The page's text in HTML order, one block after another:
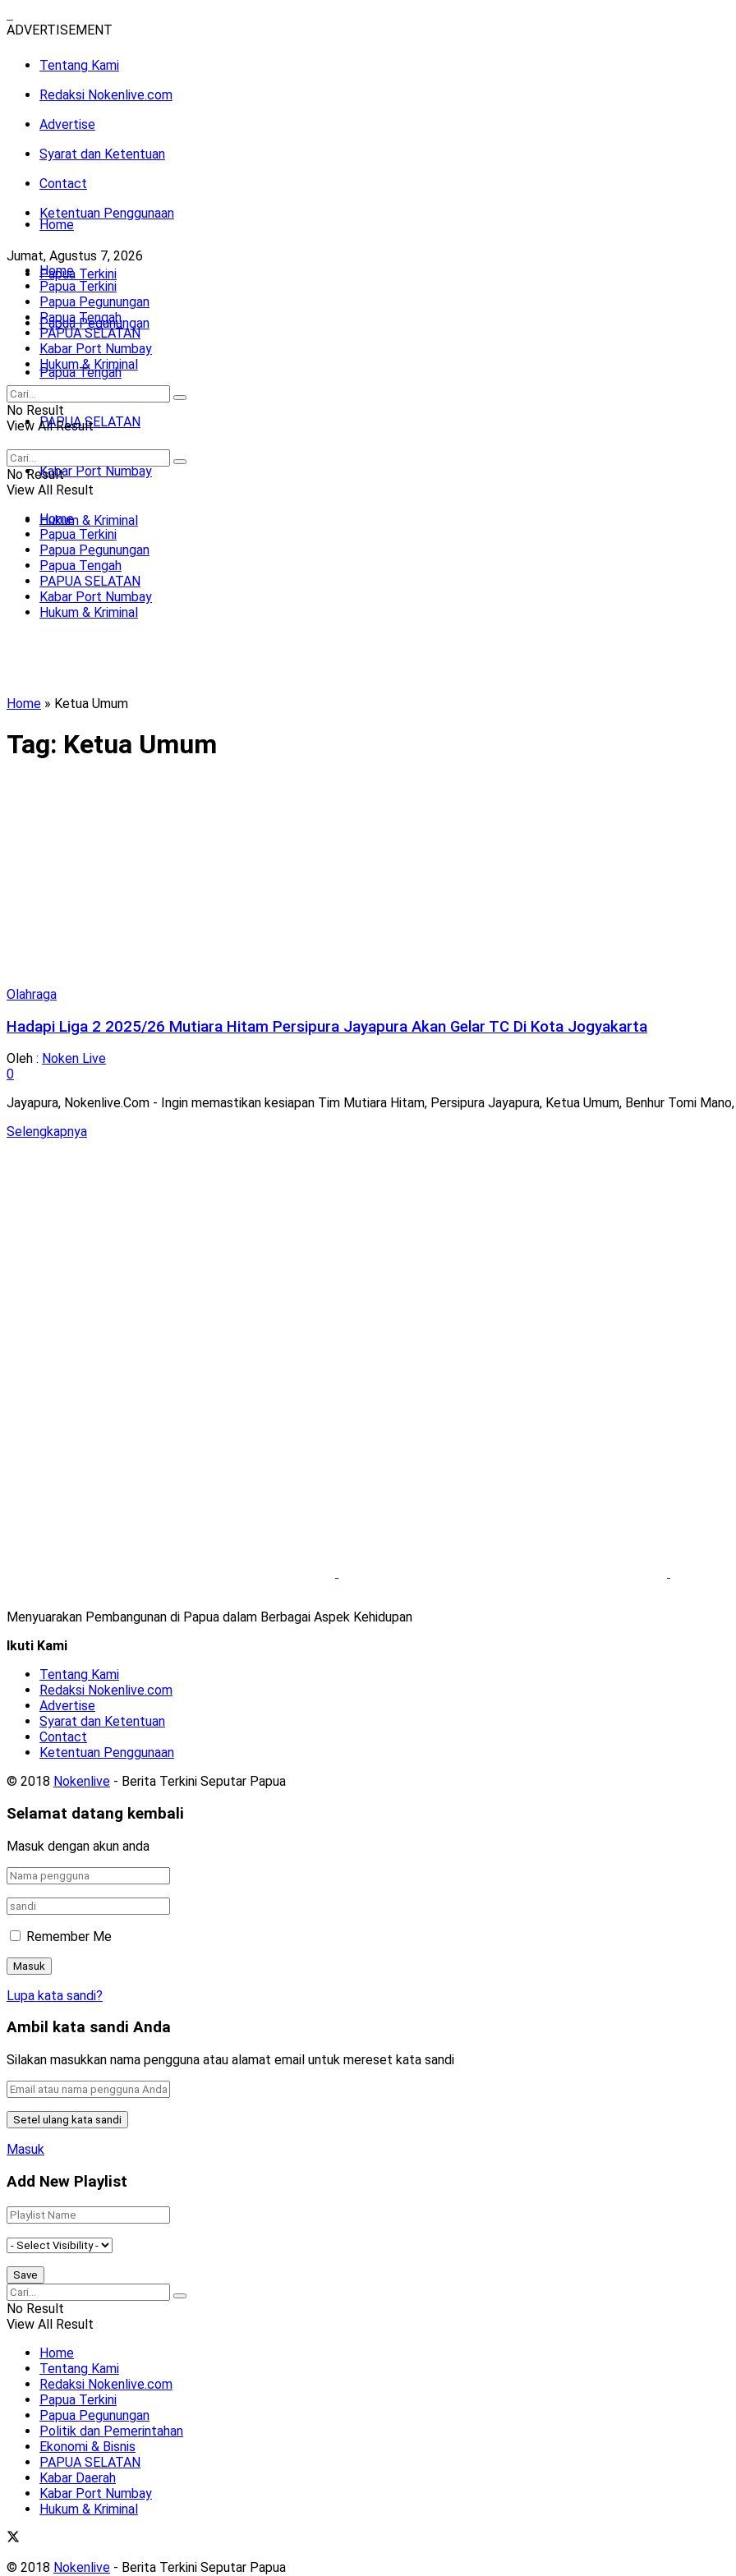
ADVERTISEMENT
Tentang Kami
Redaksi Nokenlive.com
Advertise
Syarat dan Ketentuan
Contact
Ketentuan Penggunaan
Jumat, Agustus 7, 2026
Home
Papua Terkini
Papua Pegunungan
Papua Tengah
PAPUA SELATAN
Kabar Port Numbay
Hukum & Kriminal
Home
Papua Terkini
Papua Pegunungan
Papua Tengah
PAPUA SELATAN
Kabar Port Numbay
Hukum & Kriminal
No Result
View All Result
No Result
View All Result
Home
Papua Terkini
Papua Pegunungan
Papua Tengah
PAPUA SELATAN
Kabar Port Numbay
Hukum & Kriminal
Home » Ketua Umum
Tag: Ketua Umum
Olahraga
Hadapi Liga 2 2025/26 Mutiara Hitam Persipura Jayapura Akan Gelar TC Di Kota Jogyakarta
Oleh : Noken Live
0
Jayapura, Nokenlive.Com - Ingin memastikan kesiapan Tim Mutiara Hitam, Persipura Jayapura, Ketua Umum, Benhur Tomi
SelengkapnyaDetails
Menyuarakan Pembangunan di Papua dalam Berbagai Aspek Kehidupan
Ikuti Kami
Tentang Kami
Redaksi Nokenlive.com
Advertise
Syarat dan Ketentuan
Contact
Ketentuan Penggunaan
© 2018 Nokenlive - Berita Terkini Seputar Papua
Selamat datang kembali
Masuk dengan akun anda
Remember Me
Lupa kata sandi?
Ambil kata sandi Anda
Silakan masukkan nama pengguna atau alamat email untuk mereset kata sandi
Masuk
Add New Playlist
No Result
View All Result
Home
Tentang Kami
Redaksi Nokenlive.com
Papua Terkini
Papua Pegunungan
Politik dan Pemerintahan
Ekonomi & Bisnis
PAPUA SELATAN
Kabar Daerah
Kabar Port Numbay
Hukum & Kriminal
© 2018 Nokenlive - Berita Terkini Seputar Papua